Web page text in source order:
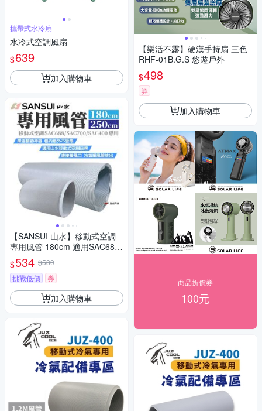
攜帶式水冷扇
水冷式空調風扇
$639
加入購物車
【SANSUI 山水】移動式空調
專用風管 180cm 適用SAC688/
700 悠遊戶外
$534 $580
挑戰低價
券
加入購物車
【樂活不露】硬漢手持扇 三色
RHF-01B.G.S 悠遊戶外
$498
券
加入購物車
商品折價券
100元